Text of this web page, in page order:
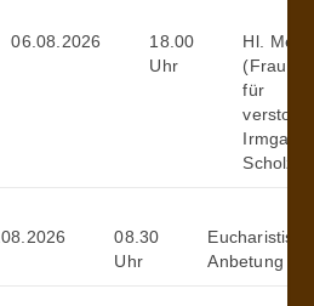
06.08.2026
18.00
Uhr
Hl.
(Frau
für
Irmgard
Scholz)
08.30
Uhr
Anbetung